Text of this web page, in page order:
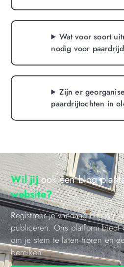
Wat voor soort
nodig voor
Zijn er
paardrijtochten in
Wil jijook een blog
website?
Registreer je vandaag nog en
publiceren. Ons platform biedt
om je stem te laten horen en
bereiken.